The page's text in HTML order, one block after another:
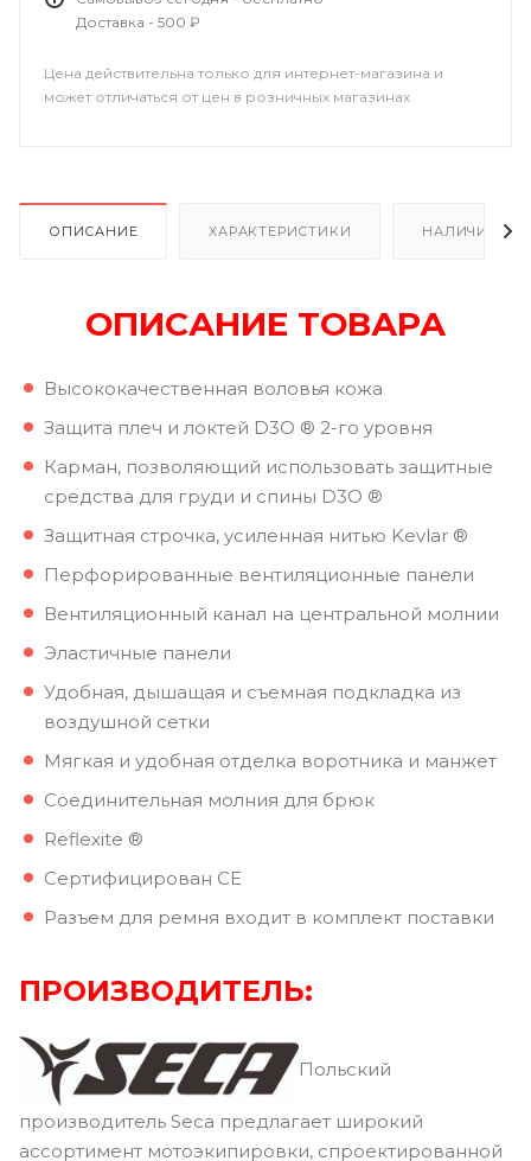
Доставка - 500 ₽
Цена действительна только для интернет-магазина и
может отличаться от цен в розничных магазинах
ОПИСАНИЕ ХАРАКТЕРИСТИКИ НАЛИЧИЕ
ОПИСАНИЕ ТОВАРА
Высококачественная воловья кожа
Защита плеч и локтей D3O ® 2-го уровня
Карман, позволяющий использовать защитные
средства для груди и спины D3O ®
Защитная строчка, усиленная нитью Kevlar ®
Перфорированные вентиляционные панели
Вентиляционный канал на центральной молнии
Эластичные панели
Удобная, дышащая и съемная подкладка из
воздушной сетки
Мягкая и удобная отделка воротника и манжет
Соединительная молния для брюк
Reflexite ®
Сертифицирован CE
Разъем для ремня входит в комплект поставки
ПРОИЗВОДИТЕЛЬ:
Польский
производитель Seca предлагает широкий
ассортимент мотоэкипировки, спроектированной